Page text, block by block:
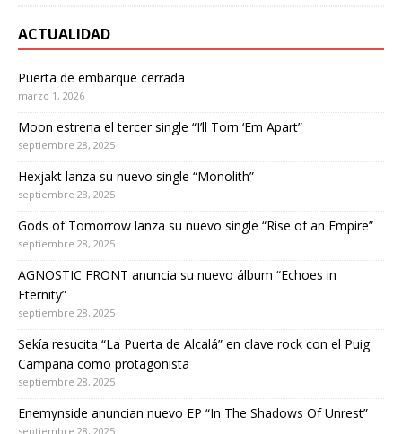
ACTUALIDAD
Puerta de embarque cerrada
marzo 1, 2026
Moon estrena el tercer single “I’ll Torn ‘Em Apart”
septiembre 28, 2025
Hexjakt lanza su nuevo single “Monolith”
septiembre 28, 2025
Gods of Tomorrow lanza su nuevo single “Rise of an Empire”
septiembre 28, 2025
AGNOSTIC FRONT anuncia su nuevo álbum “Echoes in
Eternity”
septiembre 28, 2025
Sekía resucita “La Puerta de Alcalá” en clave rock con el Puig
Campana como protagonista
septiembre 28, 2025
Enemynside anuncian nuevo EP “In The Shadows Of Unrest”
septiembre 28, 2025